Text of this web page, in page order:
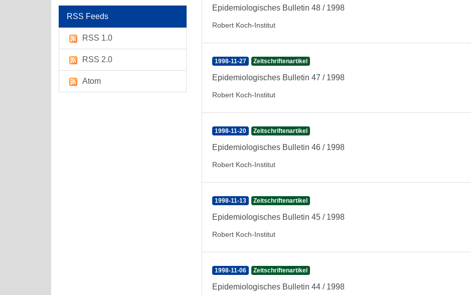
RSS Feeds
RSS 1.0
RSS 2.0
Atom
Epidemiologisches Bulletin 48 / 1998
Robert Koch-Institut
1998-11-27 Zeitschriftenartikel
Epidemiologisches Bulletin 47 / 1998
Robert Koch-Institut
1998-11-20 Zeitschriftenartikel
Epidemiologisches Bulletin 46 / 1998
Robert Koch-Institut
1998-11-13 Zeitschriftenartikel
Epidemiologisches Bulletin 45 / 1998
Robert Koch-Institut
1998-11-06 Zeitschriftenartikel
Epidemiologisches Bulletin 44 / 1998